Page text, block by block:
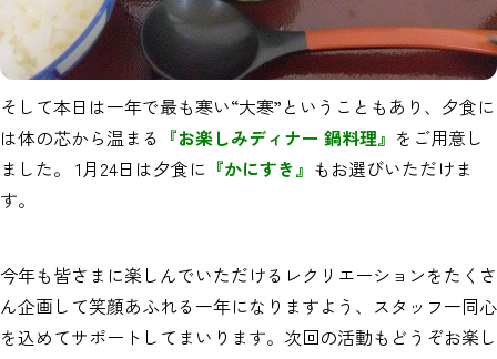
そして本日は一年で最も寒い“大寒”ということもあり、夕食に
は体の芯から温まる 『お楽しみディナー 鍋料理』 をご用意し
ました。 1月24日は夕食に 『かにすき』 もお選びいただけま
す。
今年も皆さまに楽しんでいただけるレクリエーションをたくさ
ん企画して笑顔あふれる一年になりますよう、スタッフ一同心
を込めてサポートしてまいります。次回の活動もどうぞお楽し